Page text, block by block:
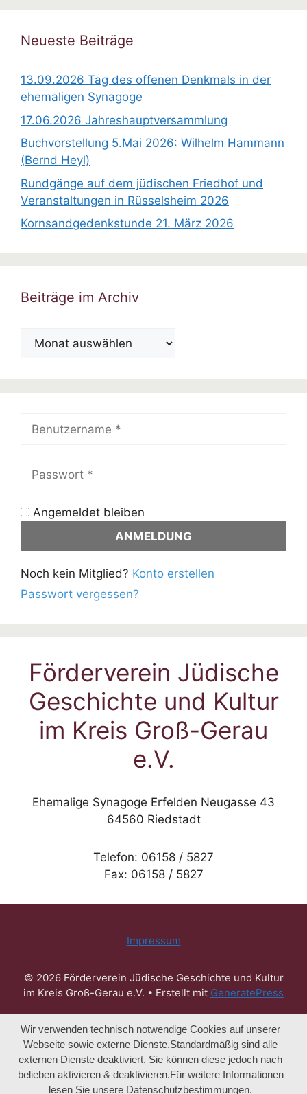
n
Neueste Beiträge
13.09.2026 Tag des offenen Denkmals in der
ehemaligen Synagoge
17.06.2026 Jahreshauptversammlung
Buchvorstellung 5.Mai 2026: Wilhelm Hammann
(Bernd Heyl)
Rundgänge auf dem jüdischen Friedhof und
Veranstaltungen in Rüsselsheim 2026
Kornsandgedenkstunde 21. März 2026
Beiträge im Archiv
Beiträge
Angemeldet bleiben
Noch kein Mitglied? Konto erstellen
Passwort vergessen?
Förderverein Jüdische
Geschichte und Kultur
im Kreis Groß-Gerau
e.V.
Ehemalige Synagoge Erfelden Neugasse 43
64560 Riedstadt
Telefon: 06158 / 5827
Fax: 06158 / 5827
Impressum
© 2026 Förderverein Jüdische Geschichte und Kultur
im Kreis Groß-Gerau e.V. • Erstellt mit GeneratePress
Wir verwenden technisch notwendige Cookies auf unserer
Webseite sowie externe Dienste.Standardmäßig sind alle
externen Dienste deaktiviert. Sie können diese jedoch nach
belieben aktivieren & deaktivieren.Für weitere Informationen
lesen Sie unsere Datenschutzbestimmungen.